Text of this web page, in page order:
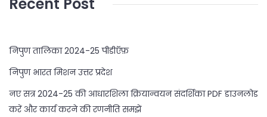
Recent Post
निपुण तालिका 2024-25 पीडीऍफ़
निपुण भारत मिशन उत्तर प्रदेश
नए सत्र 2024-25 की आधारशिला क्रियान्वयन संदर्शिका PDF डाउनलोड
करें और कार्य करने की रणनीति समझें